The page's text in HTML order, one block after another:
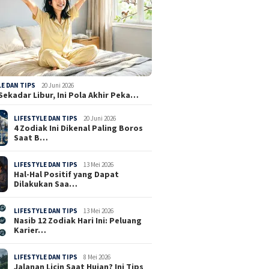
DAN TIPS 20 Juni 2026
Libur, Ini Pola Akhir Peka…
LIFESTYLE DAN TIPS 20 Juni 2026
4 Zodiak Ini Dikenal Paling Boros
Saat B…
LIFESTYLE DAN TIPS 13 Mei 2026
Hal-Hal Positif yang Dapat
Dilakukan Saa…
LIFESTYLE DAN TIPS 13 Mei 2026
Nasib 12 Zodiak Hari Ini: Peluang
Karier…
LIFESTYLE DAN TIPS 8 Mei 2026
Jalanan Licin Saat Hujan? Ini Tips